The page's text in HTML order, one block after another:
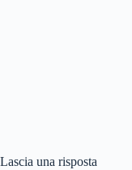
Lascia una risposta